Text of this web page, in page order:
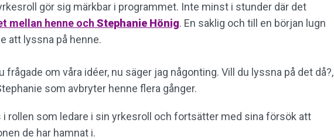
gör sig märkbar i programmet. Inte minst i stunder där det
mellan henne och Stephanie Hönig. En saklig och till en början lugn
att lyssna på henne.
frågade om våra idéer, nu säger jag någonting. Vill du lyssna på det då?,
som avbryter henne flera gånger.
i rollen som ledare i sin yrkesroll och fortsätter med sina försök att
de har hamnat i.